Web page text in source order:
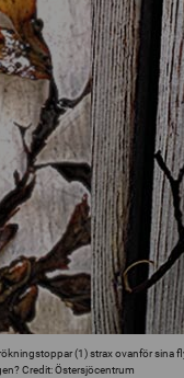
(1) strax ovanför
Credit: Östersjöcentrum